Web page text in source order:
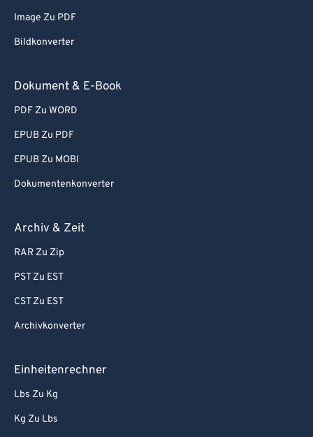
Image Zu PDF
Bildkonverter
Dokument & E-Book
PDF Zu WORD
EPUB Zu PDF
EPUB Zu MOBI
Dokumentenkonverter
Archiv & Zeit
RAR Zu Zip
PST Zu EST
CST Zu EST
Archivkonverter
Einheitenrechner
Lbs Zu Kg
Kg Zu Lbs